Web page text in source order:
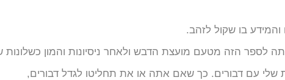
בו שקול לזהב.
לספר הזה מטעם מועצת הדבש ולאחר ניסיונות והמון כשלונות
שלי עם דבורים. כך שאם אתה או את תחליטו לגדל דבורים,